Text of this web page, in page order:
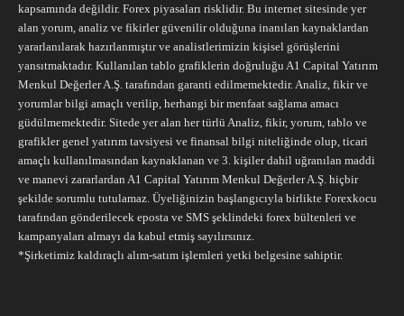
kapsamında değildir. Forex piyasaları risklidir. Bu internet sitesinde yer
alan yorum, analiz ve fikirler güvenilir olduğuna inanılan kaynaklardan
yararlanılarak hazırlanmıştır ve analistlerimizin kişisel görüşlerini
yansıtmaktadır. Kullanılan tablo grafiklerin doğruluğu A1 Capital Yatırım
Menkul Değerler A.Ş. tarafından garanti edilmemektedir. Analiz, fikir ve
yorumlar bilgi amaçlı verilip, herhangi bir menfaat sağlama amacı
güdülmemektedir. Sitede yer alan her türlü Analiz, fikir, yorum, tablo ve
grafikler genel yatırım tavsiyesi ve finansal bilgi niteliğinde olup, ticari
amaçlı kullanılmasından kaynaklanan ve 3. kişiler dahil uğranılan maddi
ve manevi zararlardan A1 Capital Yatırım Menkul Değerler A.Ş. hiçbir
şekilde sorumlu tutulamaz. Üyeliğinizin başlangıcıyla birlikte Forexkocu
tarafından gönderilecek eposta ve SMS şeklindeki forex bültenleri ve
kampanyaları almayı da kabul etmiş sayılırsınız.
*Şirketimiz kaldıraçlı alım-satım işlemleri yetki belgesine sahiptir.